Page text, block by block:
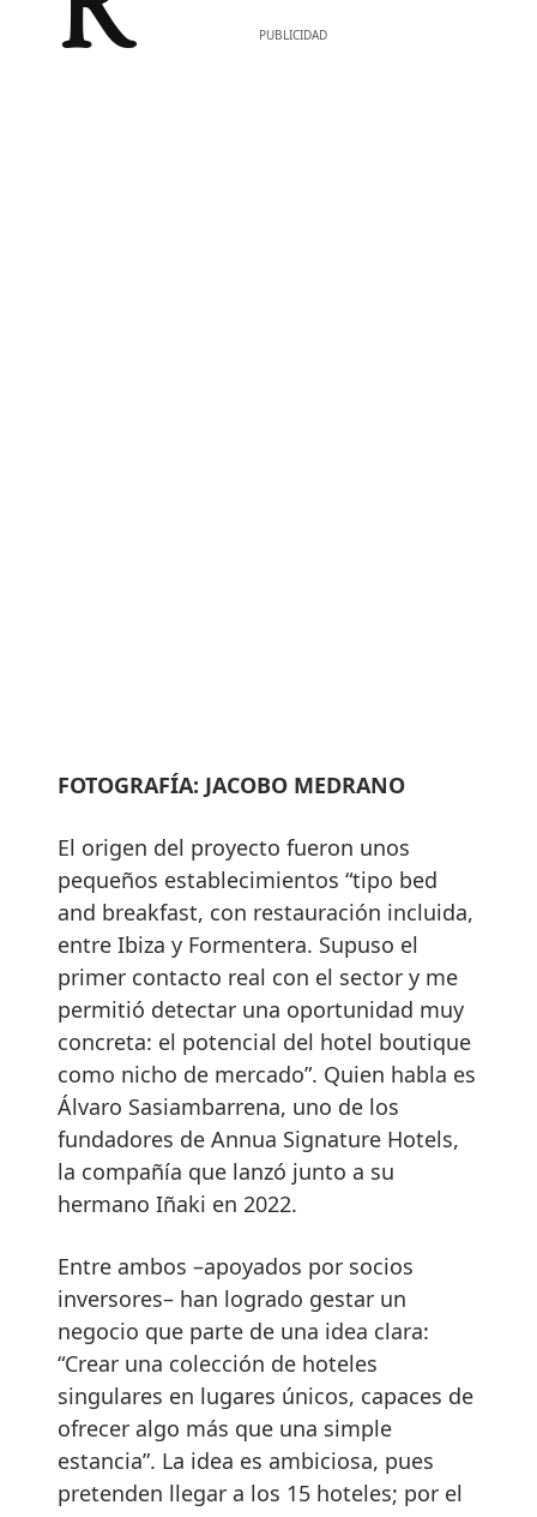
FOTOGRAFÍA: JACOBO MEDRANO
El origen del proyecto fueron unos
pequeños establecimientos “tipo bed
and breakfast, con restauración incluida,
entre Ibiza y Formentera. Supuso el
primer contacto real con el sector y me
permitió detectar una oportunidad muy
concreta: el potencial del hotel boutique
como nicho de mercado”. Quien habla es
Álvaro Sasiambarrena, uno de los
fundadores de Annua Signature Hotels,
la compañía que lanzó junto a su
hermano Iñaki en 2022.
Entre ambos –apoyados por socios
inversores– han logrado gestar un
negocio que parte de una idea clara:
“Crear una colección de hoteles
singulares en lugares únicos, capaces de
ofrecer algo más que una simple
estancia”. La idea es ambiciosa, pues
pretenden llegar a los 15 hoteles; por el